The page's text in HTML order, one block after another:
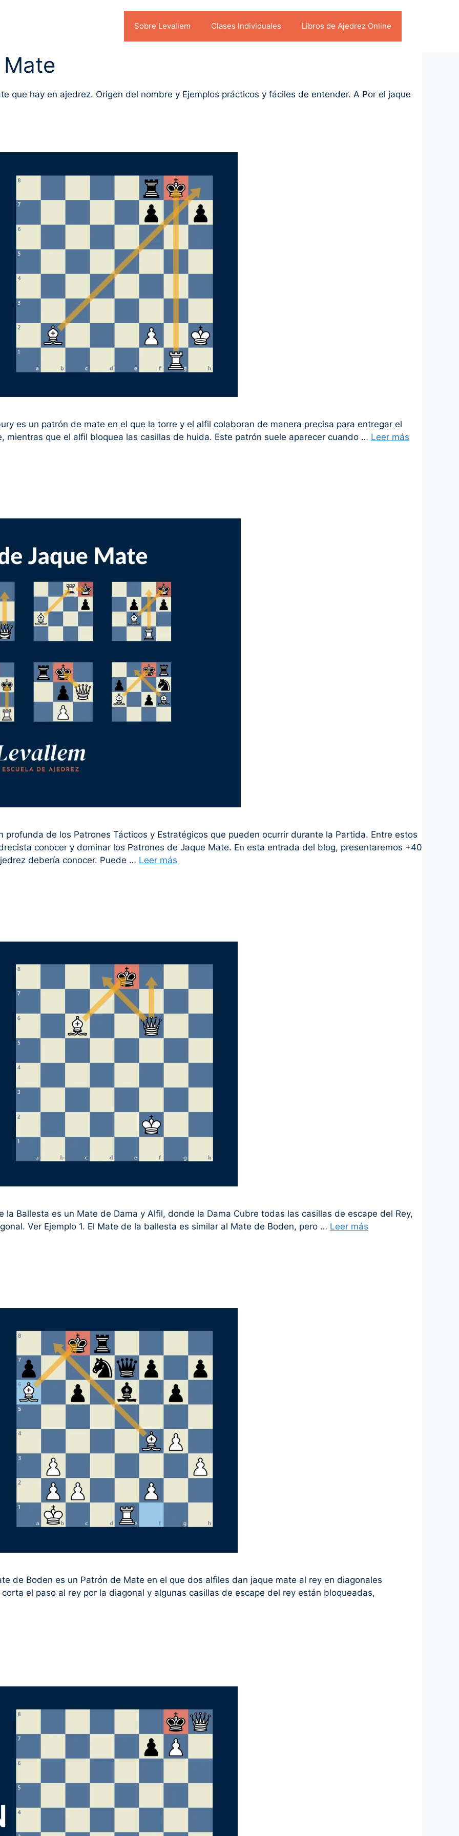
Sobre Levallem Clases Individuales Libros de Ajedrez Online
que hay en ajedrez. Origen del nombre y Ejemplos prácticos y fáciles de entender. A Por el jaque
es un patrón de mate en el que la torre y el alfil colaboran de manera precisa para entregar el
mientras que el alfil bloquea las casillas de huida. Este patrón suele aparecer cuando … Leer más
profunda de los Patrones Tácticos y Estratégicos que pueden ocurrir durante la Partida. Entre estos
conocer y dominar los Patrones de Jaque Mate. En esta entrada del blog, presentaremos +40
debería conocer. Puede … Leer más
Ballesta es un Mate de Dama y Alfil, donde la Dama Cubre todas las casillas de escape del Rey,
Ver Ejemplo 1. El Mate de la ballesta es similar al Mate de Boden, pero … Leer más
de Boden es un Patrón de Mate en el que dos alfiles dan jaque mate al rey en diagonales
el paso al rey por la diagonal y algunas casillas de escape del rey están bloqueadas,